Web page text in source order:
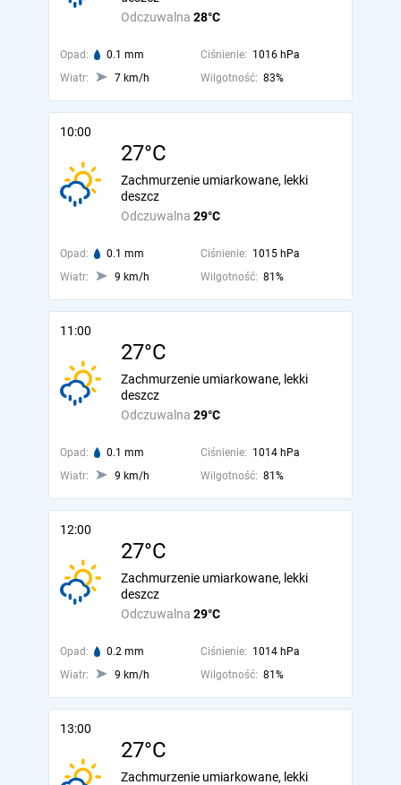
Odczuwalna 28°C
Opad: 0.1 mm Ciśnienie: 1016 hPa
Wiatr:
7 km/h Wilgotność: 83%
10:00
27°C
Odczuwalna 29°C
Zachmurzenie umiarkowane, lekki
deszcz
Opad: 0.1 mm Ciśnienie: 1015 hPa
Wiatr:
9 km/h Wilgotność: 81%
11:00
27°C
Odczuwalna 29°C
Zachmurzenie umiarkowane, lekki
deszcz
Opad: 0.1 mm Ciśnienie: 1014 hPa
Wiatr:
9 km/h Wilgotność: 81%
12:00
27°C
Odczuwalna 29°C
Zachmurzenie umiarkowane, lekki
deszcz
Opad: 0.2 mm Ciśnienie: 1014 hPa
Wiatr:
9 km/h Wilgotność: 81%
13:00
27°C
Zachmurzenie umiarkowane, lekki